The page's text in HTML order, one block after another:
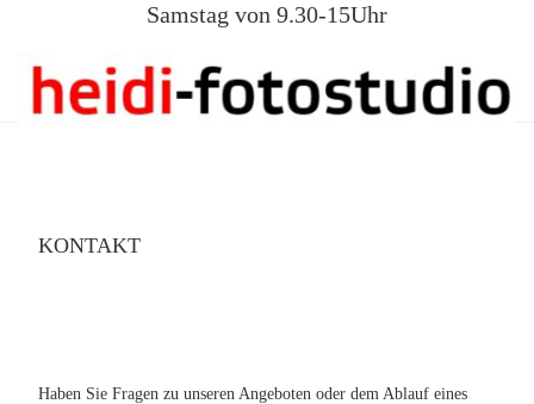
Samstag von 9.30-15Uhr
KONTAKT
Haben Sie Fragen zu unseren Angeboten oder dem Ablauf eines